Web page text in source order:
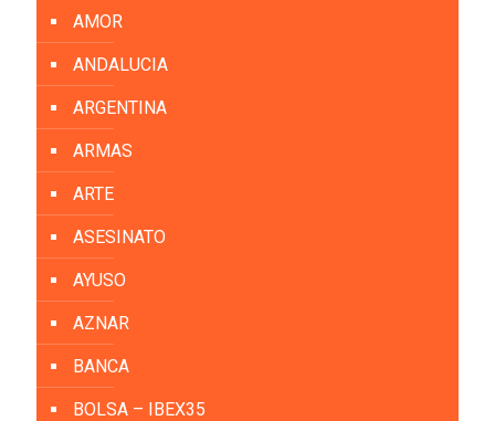
AMOR
ANDALUCIA
ARGENTINA
ARMAS
ARTE
ASESINATO
AYUSO
AZNAR
BANCA
BOLSA – IBEX35